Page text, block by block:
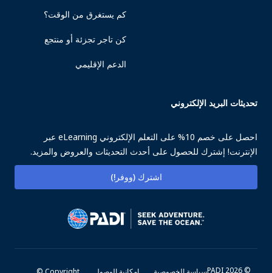
كم يستغرق من الوقت؟
كن تاجر تجزئة أو منتجع
الدعم الإقليمي
تحديثات البريد الإلكتروني
احصل على خصم 10% على التعلم الإلكتروني eLearning عبر
الإنترنت! إشترك للحصول على أحدث التحديثات والعروض والمزيد.
اشترك (ووفر!)
© PADI 2026